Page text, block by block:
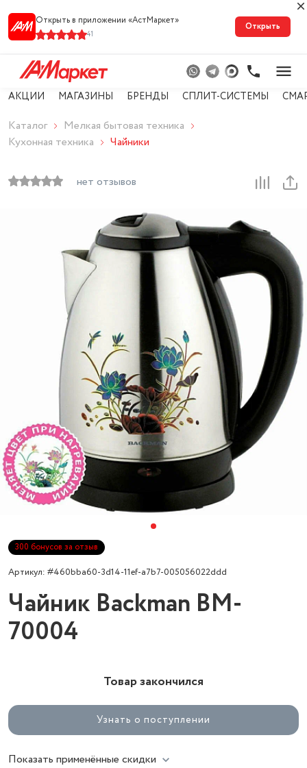
Открыть в приложении «АстМарке‪т‬»
41
Открыть
АКЦИИ МАГАЗИНЫ БРЕНДЫ СПЛИТ-СИСТЕМЫ
Каталог
Мелкая бытовая техника
Кухонная техника
Чайники
нет отзывов
300 бонусов за отзыв
Артикул: #460bba60-3d14-11ef-a7b7-005056022ddd
Чайник Backman BM-
70004
Товар закончился
Узнать о поступлении
Показать применённые скидки